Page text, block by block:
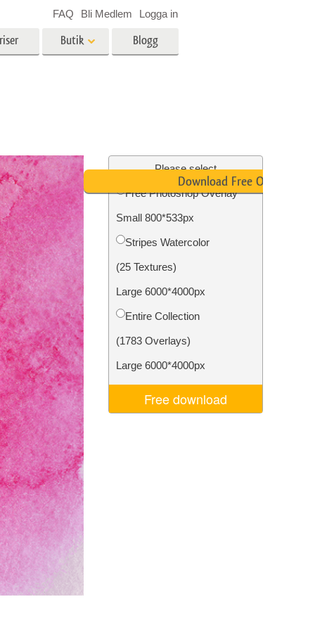
Foto restaurering
Video Editing Services
Butik Blogg
FAQ Bli Medlem Logga in
Please select
Free Photoshop Overlay
Small 800*533px
Stripes Watercolor
(25 Textures)
Large 6000*4000px
Entire Collection
(1783 Overlays)
Large 6000*4000px
Free download
Download Free Overlay